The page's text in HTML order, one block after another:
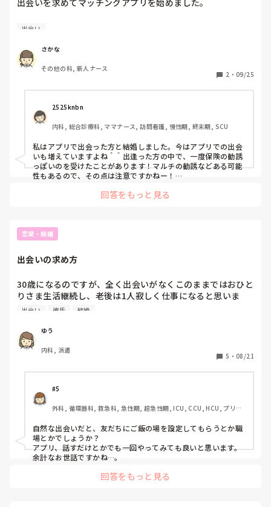
成功談や注意点などあったら、教えてください🙇‍♀️
出会い
さかな
その他の科, 新人ナース
2 ・ 09/25
2525knbn
内科, 総合診療科, ママナース, 訪問看護, 慢性期, 終末期, SCU
私はアプリで出会った方と結婚しました。今はアプリでの出会
いも増えていますよね＾＾出逢った方の中で、一度保険の勧誘
っぽいのを受けたことがあります！マルチの勧誘などある可能
性もあるので、その点は注意ですかねー！
回答をもっと見る
恋愛・結婚
出会いの求め方
30歳になるのですが、全く出会いがなくこのままではおひと
りさま生活継続し、老後は1人寂しく仕事になると思いま
す。
ありできません。
自然な出会い方でおすすめなスポットなどあれば教えてくだ
さい
出会い 彼氏 結婚
ゆう
内科, 派遣
5 ・ 08/21
#5
外科, 循環器科, 救急科, 急性期, 超急性期, ICU, CCU, HCU, プリセ
自然な出会いだと、友だちにご飯の場を設定してもらうとか職
場とかでしょうか？
アプリ、話すだけとかでも一回やってみても良いと思います。
余計なお世話ですかね…。
回答をもっと見る